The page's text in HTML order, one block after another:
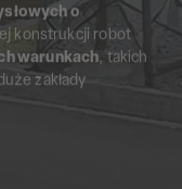
o
konstrukcji robot
warunkach, takich
zakłady